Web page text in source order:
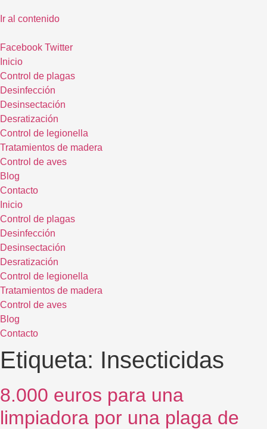
Ir al contenido
Facebook Twitter
Inicio
Control de plagas
Desinfección
Desinsectación
Desratización
Control de legionella
Tratamientos de madera
Control de aves
Blog
Contacto
Inicio
Control de plagas
Desinfección
Desinsectación
Desratización
Control de legionella
Tratamientos de madera
Control de aves
Blog
Contacto
Etiqueta: Insecticidas
8.000 euros para una
limpiadora por una plaga de